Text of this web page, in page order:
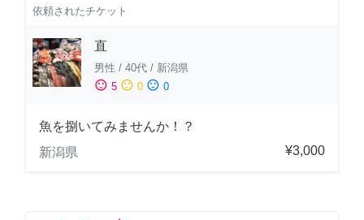
依頼されたチケット
直
男性 / 40代 / 新潟県
sentiment_satisfied 5 sentiment_neutral 0 sentiment_dissatisfied 0
魚を捌いてみませんか！？
新潟県
¥3,000